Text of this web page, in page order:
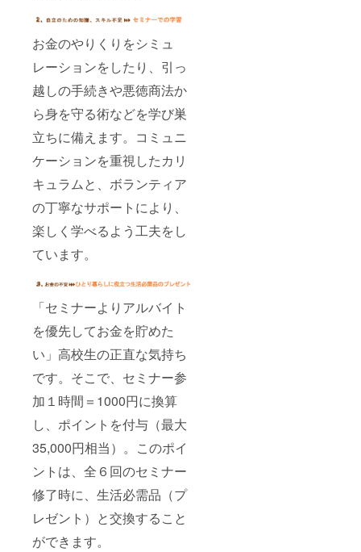
お金のやりくりをシミュ
レーションをしたり、引っ
越しの手続きや悪徳商法か
ら身を守る術などを学び巣
立ちに備えます。コミュニ
ケーションを重視したカリ
キュラムと、ボランティア
の丁寧なサポートにより、
楽しく学べるよう工夫をし
ています。
「セミナーよりアルバイト
を優先してお金を貯めた
い」高校生の正直な気持ち
です。そこで、セミナー参
加１時間＝1000円に換算
し、ポイントを付与（最大
35,000円相当）。このポイ
ントは、全６回のセミナー
修了時に、生活必需品（プ
レゼント）と交換すること
ができます。